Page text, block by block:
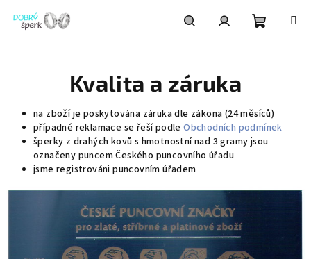
obsah
Kvalita a záruka
na zboží je poskytována záruka dle zákona (24 měsíců)
případné reklamace se řeší podleObchodních podmínek
šperky z drahých kovů s hmotnostní nad 3 gramy jsou
označeny puncem Českého puncovního úřadu
jsme registrováni puncovním úřadem